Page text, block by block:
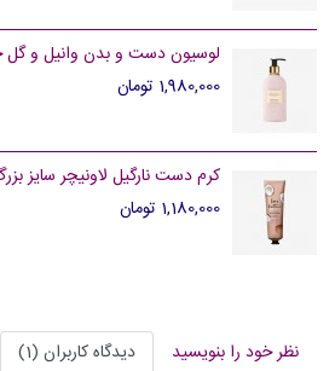
لوسیون دست و بدن وانیل و
1,980,000 تومان
کرم دست نارگیل لاونیچر سایز
1,180,000 تومان
نظر خود را بنویسید
دیدگاه کاربران (1)